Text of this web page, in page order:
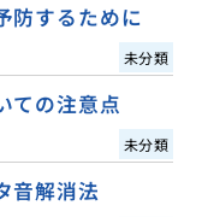
防するために
未分類
ての注意点
未分類
音解消法